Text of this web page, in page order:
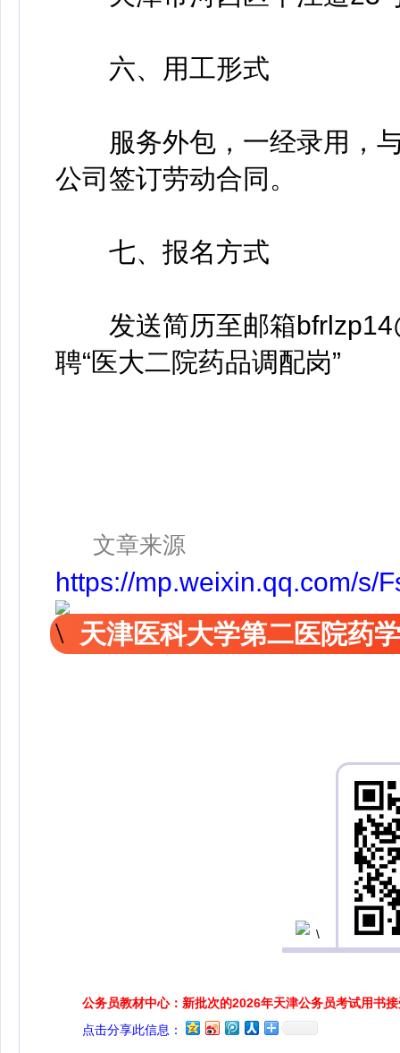
六、用工形式
服务外包，一经录用，与
公司签订劳动合同。
七、报名方式
发送简历至邮箱
聘“医大二院药品调配岗”
文章来源
https://mp.weixin.qq.com/s/
天津医科大学第二医院药
公务员教材中心：新批次的2026年天津公务员考试用书
点击分享此信息：